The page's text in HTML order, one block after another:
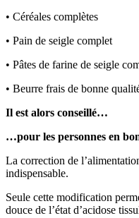
• Céréales complètes
• Pain de seigle complet
• Pâtes de farine de seigle
• Beurre frais de bonne
Il est alors conseillé…
…pour les personnes en
La correction de
indispensable.
Seule cette modification
douce de l’état d’acidose